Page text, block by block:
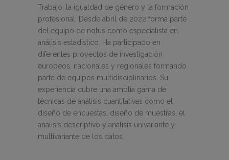
Trabajo, la igualdad de género y la formación
profesional. Desde abril de 2022 forma parte
del equipo de notus como especialista en
análisis estadístico. Ha participado en
diferentes proyectos de investigación
europeos, nacionales y regionales formando
parte de equipos multidisciplinarios. Su
experiencia cubre una amplia gama de
técnicas de análisis cuantitativas como el
diseño de encuestas, diseño de muestras, el
análisis descriptivo y análisis univariante y
multivariante de los datos.